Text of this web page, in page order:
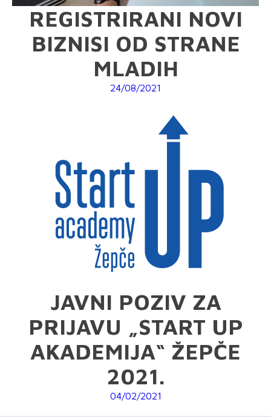
REGISTRIRANI NOVI
BIZNISI OD STRANE
MLADIH
24/08/2021
JAVNI POZIV ZA
PRIJAVU „START UP
AKADEMIJA“ ŽEPČE
2021.
04/02/2021